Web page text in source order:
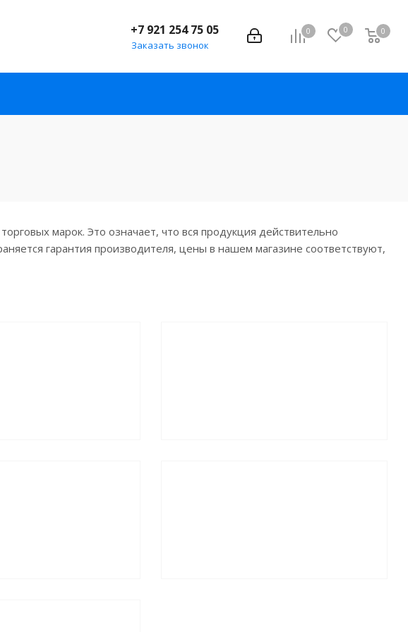
0 0 0
+7 921 254 75 05
Заказать звонок
марок. Это означает, что вся продукция действительно
гарантия производителя, цены в нашем магазине соответствуют,